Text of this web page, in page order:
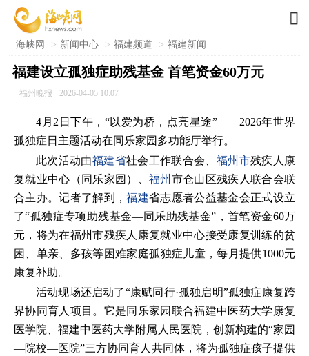

海峡网 > 新闻中心 > 福建频道 > 福建新闻
福建设立孤独症助残基金 首笔资金60万元
福州晚报 2026-04-05 10:07
4月2日下午，“以爱为桥，点亮星途”——2026年世界
孤独症日主题活动在同乐家园多功能厅举行。
此次活动由福建省社会工作联合会、 福州市残疾人康
复就业中心（同乐家园）、 福州 市仓山区残疾人联合会联
合主办。记者了解到，福建省志愿者公益基金会正式设立
了“孤独症专项助残基金—同乐助残基金”，首笔资金60万
元，将为在福州市残疾人康复就业中心接受康复训练的贫
困、单亲、多孩等困难家庭孤独症儿童，每月提供1000元
康复补助。
活动现场还启动了“康赋同行·孤独启明”孤独症康复跨
界协同育人项目。它是同乐家园联合福建中医药大学康复
医学院、福建中医药大学附属人民医院，创新构建的“家园
—院校—医院”三方协同育人共同体，将为孤独症孩子提供